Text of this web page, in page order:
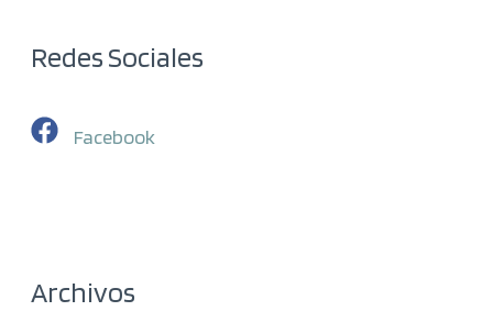
Redes Sociales
Facebook
Archivos